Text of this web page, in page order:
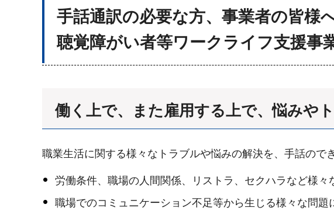
手話通訳の必要な方、事業者の皆様
聴覚障がい者等ワークライフ支援事
働く上で、また雇用する上で、悩みや
職業生活に関する様々なトラブルや悩みの解決を、手話ので
労働条件、職場の人間関係、リストラ、セクハラなど様々
職場でのコミュニケーション不足等から生じる様々な問題